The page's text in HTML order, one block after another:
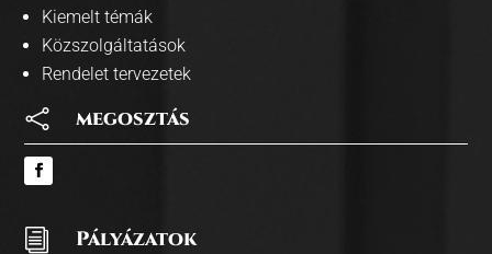
Kiemelt témák
Közszolgáltatások
Rendelet tervezetek
 megosztás
i Pályázatok